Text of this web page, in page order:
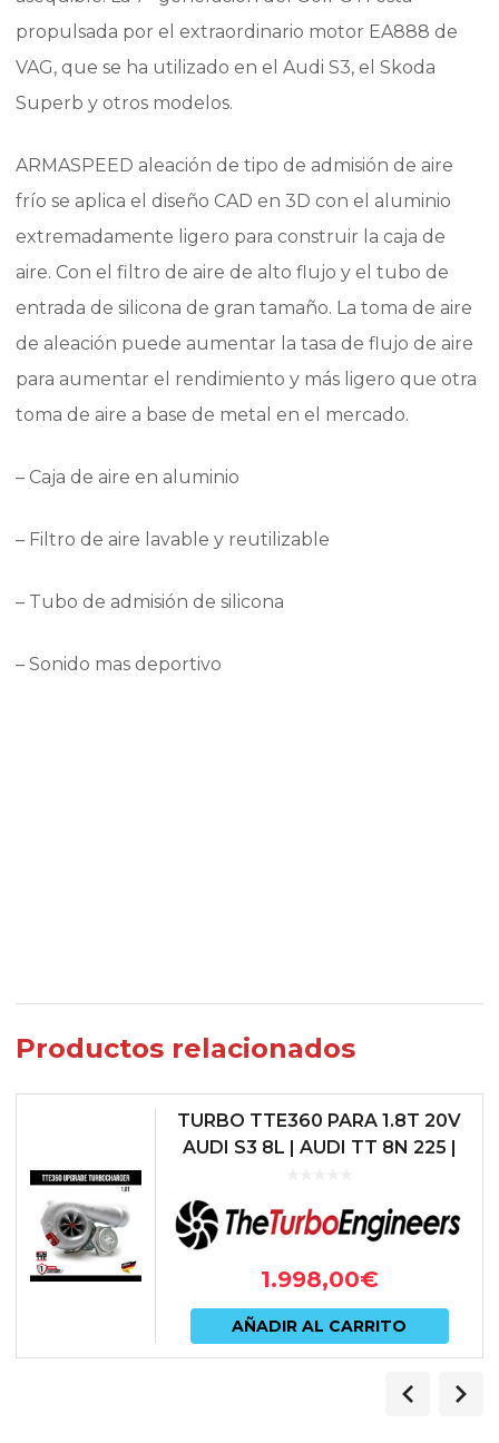
propulsada por el extraordinario motor EA888 de
VAG, que se ha utilizado en el Audi S3, el Skoda
Superb y otros modelos.
ARMASPEED aleación de tipo de admisión de aire
frío se aplica el diseño CAD en 3D con el aluminio
extremadamente ligero para construir la caja de
aire. Con el filtro de aire de alto flujo y el tubo de
entrada de silicona de gran tamaño. La toma de aire
de aleación puede aumentar la tasa de flujo de aire
para aumentar el rendimiento y más ligero que otra
toma de aire a base de metal en el mercado.
– Caja de aire en aluminio
– Filtro de aire lavable y reutilizable
– Tubo de admisión de silicona
– Sonido mas deportivo
Productos relacionados
TURBO TTE360 PARA 1.8T 20V
AUDI S3 8L | AUDI TT 8N 225 |
1.998,00€
AÑADIR AL CARRITO